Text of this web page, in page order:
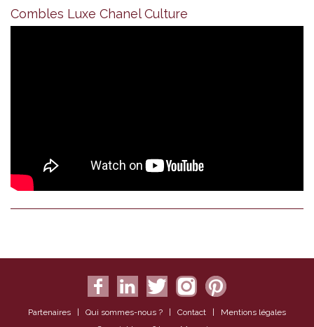
Combles Luxe Chanel Culture
Partenaires Qui sommes-nous ? Contact
Mentions légales